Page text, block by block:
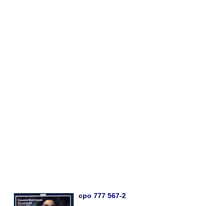
cpo 777 567-2